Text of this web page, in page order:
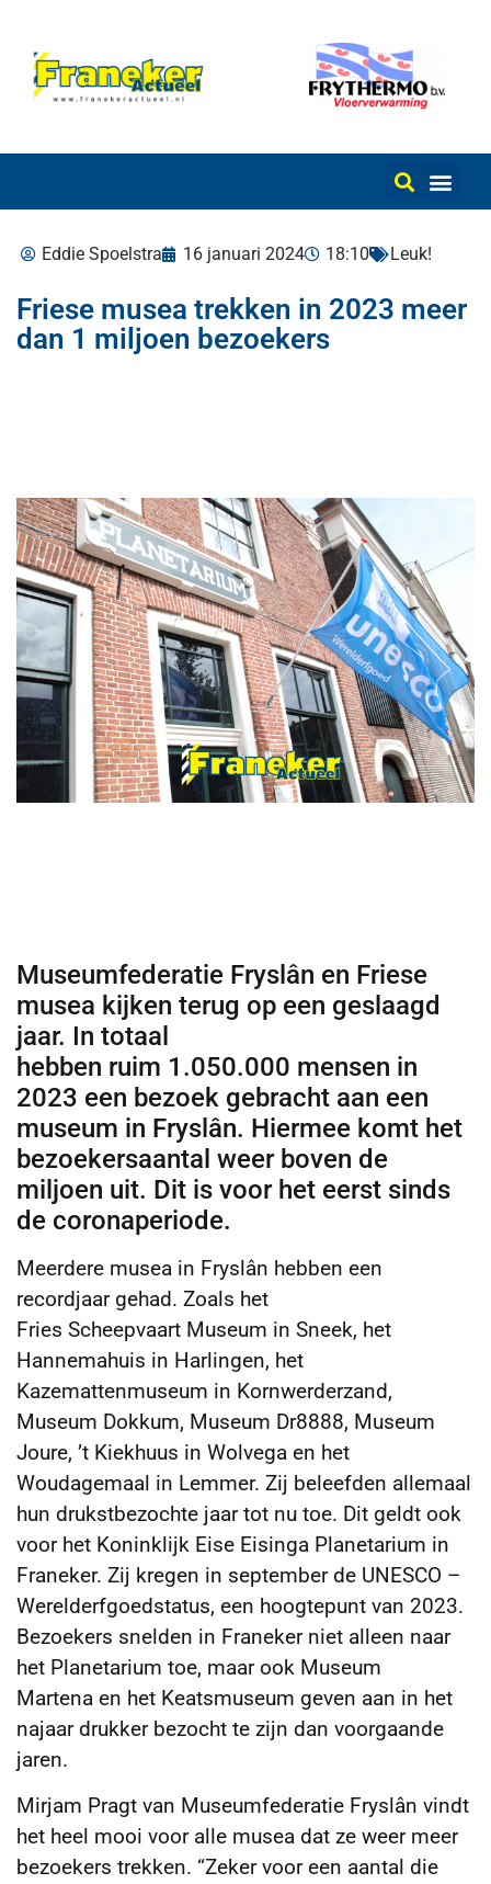
Eddie Spoelstra 16 januari 2024 18:10 Leuk!
Friese musea trekken in 2023 meer
dan 1 miljoen bezoekers
Museumfederatie Fryslân en Friese
musea kijken terug op een geslaagd
jaar. In totaal
hebben ruim 1.050.000 mensen in
2023 een bezoek gebracht aan een
museum in Fryslân. Hiermee komt het
bezoekersaantal weer boven de
miljoen uit. Dit is voor het eerst sinds
de coronaperiode.
Meerdere musea in Fryslân hebben een
recordjaar gehad. Zoals het
Fries Scheepvaart Museum in Sneek, het
Hannemahuis in Harlingen, het
Kazemattenmuseum in Kornwerderzand,
Museum Dokkum, Museum Dr8888, Museum
Joure, ’t Kiekhuus in Wolvega en het
Woudagemaal in Lemmer. Zij beleefden allemaal
hun drukstbezochte jaar tot nu toe. Dit geldt ook
voor het Koninklijk Eise Eisinga Planetarium in
Franeker. Zij kregen in september de UNESCO –
Werelderfgoedstatus, een hoogtepunt van 2023.
Bezoekers snelden in Franeker niet alleen naar
het Planetarium toe, maar ook Museum
Martena en het Keatsmuseum geven aan in het
najaar drukker bezocht te zijn dan voorgaande
jaren.
Mirjam Pragt van Museumfederatie Fryslân vindt
het heel mooi voor alle musea dat ze weer meer
bezoekers trekken. “Zeker voor een aantal die